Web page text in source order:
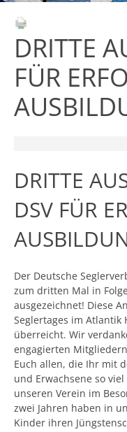
DRITTE
FÜR
DRITTE
DSV FÜR
Der Deutsche
zum dritten Mal in
ausgezeichnet! Diese
Seglertages im Atlantik
überreicht. Wir
engagierten
Euch allen, die Ihr mit
und Erwachsene so
unseren Verein im
zwei Jahren haben in
Kinder ihren